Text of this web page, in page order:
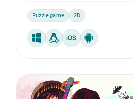
Puzzle game 2D
Windows
LinuxiOS Android